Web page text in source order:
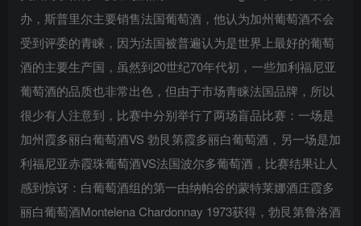
办，斯普里尔主要销售法国葡萄酒，他认为加州葡萄酒不会
受到评委的青睐，因为法国被普遍认为是世界上最好的葡萄
酒的主要生产国，虽然到20世纪70年代初，一些加利福尼亚
葡萄酒的品质也非常出色，但由于市场青睐法国品牌，所以
很少有人注意到，比赛中分别举行了两场盲品比赛：一场是
加州霞多丽白葡萄酒VS 勃艮第霞多丽白葡萄酒，另一场是加
利福尼亚赤霞珠葡萄酒VS法国波尔多葡萄酒，比赛结果让人
感到惊讶：白葡萄酒组的第一由纳帕谷的蒙特莱娜酒庄霞多
丽白葡萄酒Montelena Chardonnay 1973获得，勃艮第鲁洛酒